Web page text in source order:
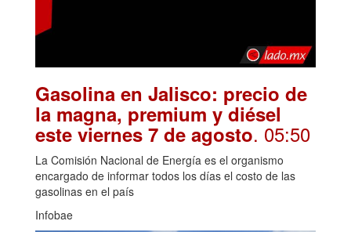
Gasolina en Jalisco: precio de
la magna, premium y diésel
este viernes 7 de agosto. 05:50
La Comisión Nacional de Energía es el organismo
encargado de informar todos los días el costo de las
gasolinas en el país
Infobae